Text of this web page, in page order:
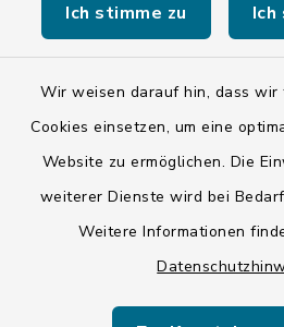
Ich stimme zu
Wir weisen darauf hin, dass
Cookies einsetzen, um eine
Website zu ermöglichen. Die
weiterer Dienste wird bei
Weitere Informationen
ISIS 12
Sitemap
Cookie-